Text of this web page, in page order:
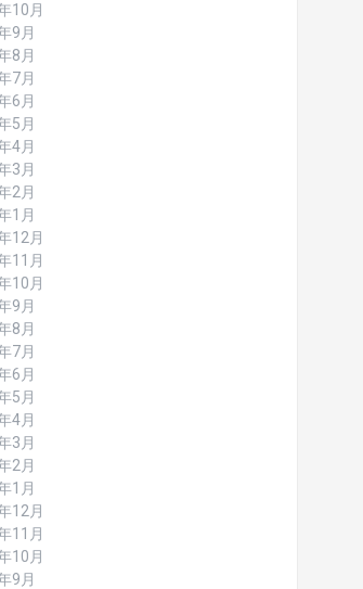
10月
9月
8月
7月
6月
5月
4月
3月
2月
1月
12月
11月
10月
9月
8月
7月
6月
5月
4月
3月
2月
1月
12月
11月
10月
9月